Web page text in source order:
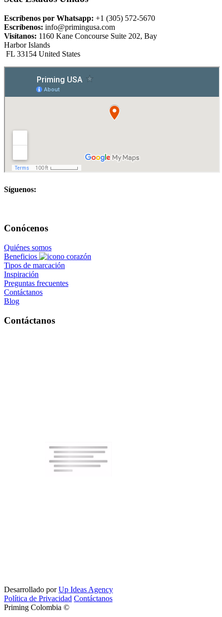
Escríbenos por Whatsapp: +1 (305) 572-5670
Escríbenos: info@primingusa.com
Visítanos: 1160 Kane Concourse Suite 202, Bay
Harbor Islands
FL 33154 United States
Síguenos:
Conócenos
Quiénes somos
Beneficios
Tipos de marcación
Inspiración
Preguntas frecuentes
Contáctanos
Blog
Contáctanos
Desarrollado porUp Ideas Agency
Política de Privacidad Contáctanos
Priming Colombia ©